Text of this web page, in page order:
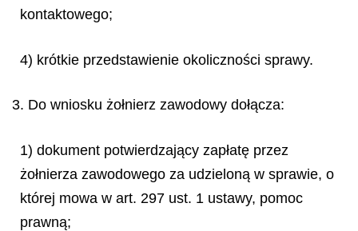
kontaktowego;
4) krótkie przedstawienie okoliczności sprawy.
3. Do wniosku żołnierz zawodowy dołącza:
1) dokument potwierdzający zapłatę przez
żołnierza zawodowego za udzieloną w sprawie, o
której mowa w art. 297 ust. 1 ustawy, pomoc
prawną;